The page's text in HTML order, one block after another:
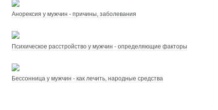
Анорексия у мужчин - причины, заболевания
Психическое расстройство у мужчин - определяющие факторы
Бессонница у мужчин - как лечить, народные средства